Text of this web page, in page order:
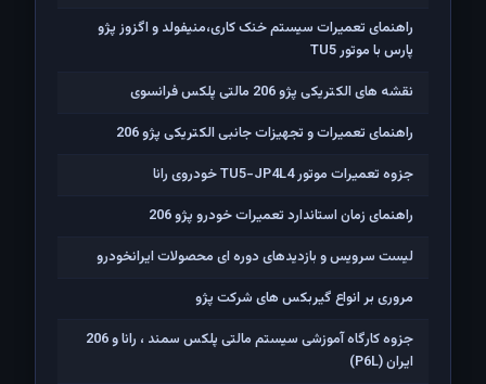
راهنمای تعمیرات سیستم خنک کاری،منیفولد و اگزوز پژو
پارس با موتور TU5
نقشه های الکتریکی پژو 206 مالتی پلکس فرانسوی
راهنمای تعمیرات و تجهیزات جانبی الکتریکی پژو 206
جزوه تعمیرات موتور TU5-JP4L4 خودروی رانا
راهنمای زمان استاندارد تعمیرات خودرو پژو 206
لیست سرویس و بازدیدهای دوره ای محصولات ایرانخودرو
مروری بر انواع گیربکس های شرکت پژو
جزوه کارگاه آموزشی سیستم مالتی پلکس سمند ، رانا و 206
ايران (P6L)